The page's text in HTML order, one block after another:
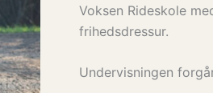
Voksen Rideskole
frihedsdressur.
Undervisningen